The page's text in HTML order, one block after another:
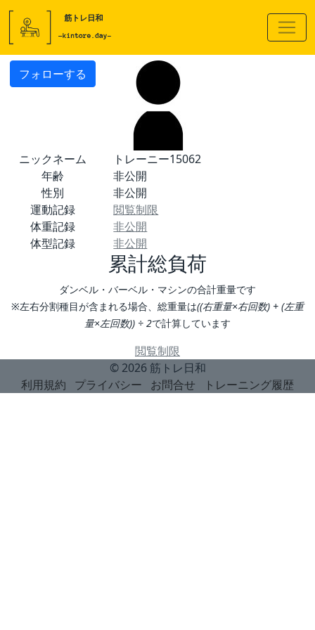
フォローする
ニックネーム
トレーニー15062
年齢
非公開
性別
非公開
運動記録
閲覧制限
体重記録
非公開
体型記録
非公開
累計総負荷
ダンベル・バーベル・マシンの合計重量です
※左右分割種目が含まれる場合、総重量は((右重量×右回数) + (左重
量×左回数)) ÷ 2で計算しています
閲覧制限
© 2026 筋トレ日和
利用規約
プライバシー お問合せ トレーニング履歴